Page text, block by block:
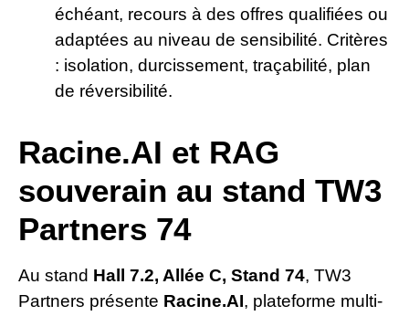
échéant, recours à des offres qualifiées ou
adaptées au niveau de sensibilité. Critères
: isolation, durcissement, traçabilité, plan
de réversibilité.
Racine.AI et RAG
souverain au stand TW3
Partners 74
Au stand Hall 7.2, Allée C, Stand 74, TW3
Partners présente Racine.AI, plateforme multi-